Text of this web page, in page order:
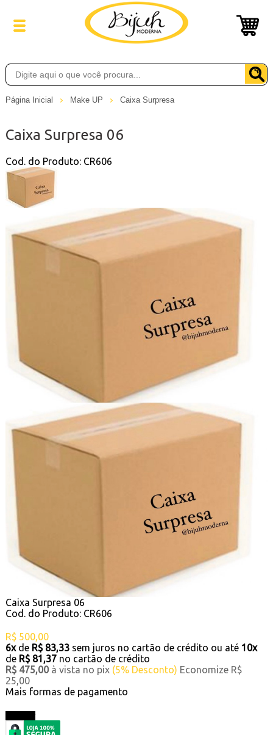
Página Inicial Make UP Caixa Surpresa
Caixa Surpresa 06
Cod. do Produto: CR606
Caixa Surpresa 06
Cod. do Produto: CR606
R$ 500,00
6xde R$ 83,33 sem juros no cartão de crédito ou até 10x
de R$ 81,37no cartão de crédito
R$ 475,00 à vista no pix (5% Desconto) Economize R$
25,00
Mais formas de pagamento